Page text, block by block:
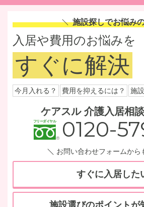
施設探しでお悩み
入居や費用のお悩みを
すぐに解決
今月入れる？ 費用を抑えるには？ 施
ケアスル 介護入居相
0120-
お問い合わせフォームから
すぐに入居した